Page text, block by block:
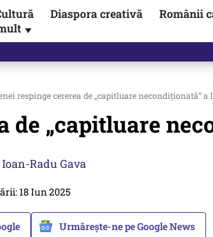
Diaspora creativă
Românii
▼
respinge cererea de „capitluare necondiționată“ a
„capitluare
Ioan-Radu Gava
18 Iun 2025
Urmărește-ne pe Google News